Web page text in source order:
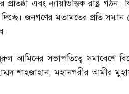
এবং ন্যায়ভিত্তিক রাষ্ট্র গঠন।
জনগণের মতামতের প্রতি সম্মান
আমিনের সভাপতিত্বে সমাবেশে
শাহজাহান,মহানগরীর আমীর